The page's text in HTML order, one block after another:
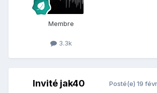
Membre
3.3k
Invité jak40 Posté(e) 19